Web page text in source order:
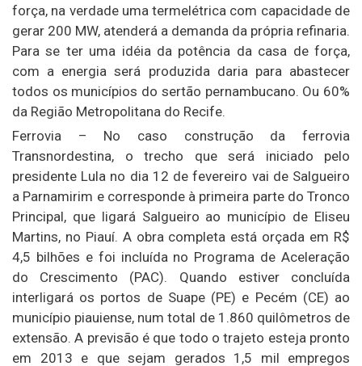
força, na verdade uma termelétrica com capacidade de
gerar 200 MW, atenderá a demanda da própria refinaria.
Para se ter uma idéia da potência da casa de força,
com a energia será produzida daria para abastecer
todos os municípios do sertão pernambucano. Ou 60%
da Região Metropolitana do Recife.
Ferrovia – No caso construção da ferrovia
Transnordestina, o trecho que será iniciado pelo
presidente Lula no dia 12 de fevereiro vai de Salgueiro
a Parnamirim e corresponde à primeira parte do Tronco
Principal, que ligará Salgueiro ao município de Eliseu
Martins, no Piauí. A obra completa está orçada em R$
4,5 bilhões e foi incluída no Programa de Aceleração
do Crescimento (PAC). Quando estiver concluída
interligará os portos de Suape (PE) e Pecém (CE) ao
município piauiense, num total de 1.860 quilômetros de
extensão. A previsão é que todo o trajeto esteja pronto
em 2013 e que sejam gerados 1,5 mil empregos